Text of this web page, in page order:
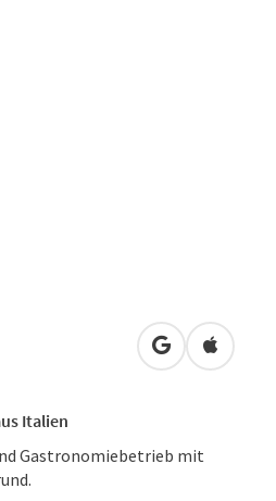
in Google
in
Italien
Gastronomiebetrieb mit